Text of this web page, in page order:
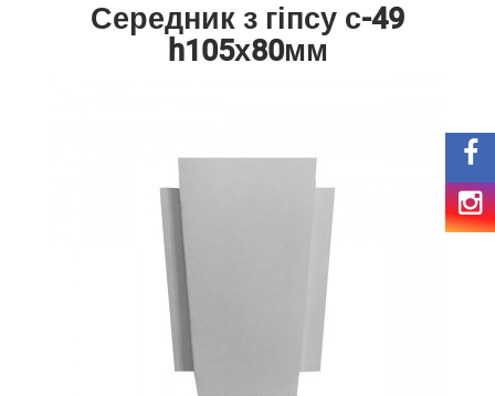
Середник з гіпсу с-49
h105х80мм